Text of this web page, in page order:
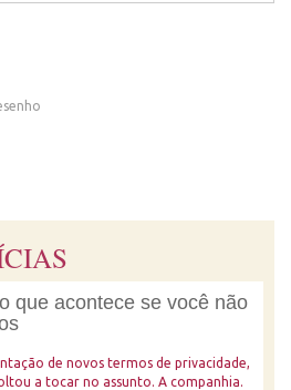
que acontece se você não
de novos termos de privacidade,
a tocar no assunto. A companhia.